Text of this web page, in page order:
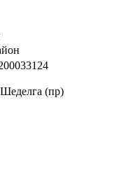
(пр)